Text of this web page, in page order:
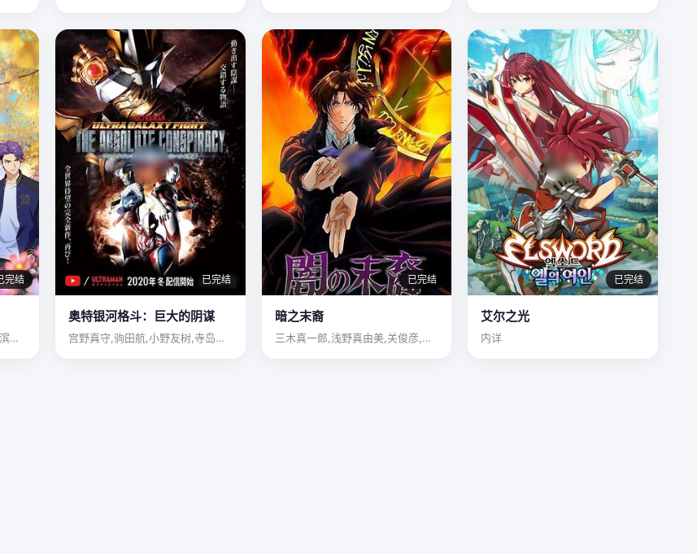
完结
名塚佳织,泽城千春,武内骏辅,滨健人,熊谷健太郎,田丸笃志
已完结
奥特银河格斗：巨大的阴谋
宫野真守,驹田航,小野友树,寺岛拓笃,日野聪,畠中祐,其原有…
已完结
暗之末裔
三木真一郎,浅野真由美,关俊彦,森川智之,速水奖,井上和彦,…
已完结
艾尔之光
内详